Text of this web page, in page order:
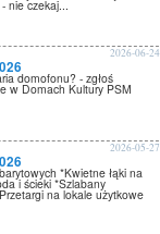
nie czekaj...
2026-06-24
domofonu? - zgłoś
w Domach Kultury PSM
2026-05-27
*Kwietne łąki na
i ścieki *Szlabany
na lokale użytkowe